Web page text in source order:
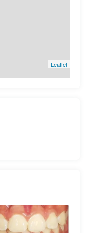
Leaflet